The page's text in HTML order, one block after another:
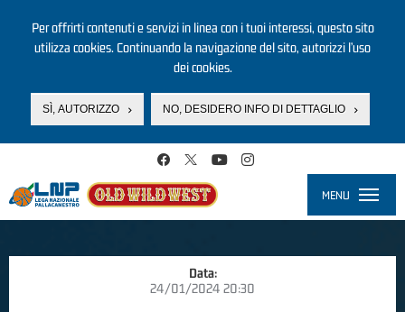
Per offrirti contenuti e servizi in linea con i tuoi interessi, questo sito
utilizza cookies. Continuando la navigazione del sito, autorizzi l’uso
dei cookies.
SÌ, AUTORIZZO NO, DESIDERO INFO DI DETTAGLIO
MENU
Data:
24/01/2024 20:30